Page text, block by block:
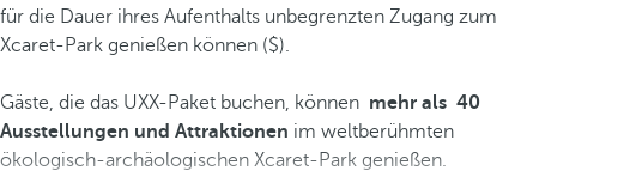
für die Dauer ihres Aufenthalts unbegrenzten Zugang zum
Xcaret-Park genießen können ($).
Gäste, die das UXX-Paket buchen, können mehr als 40
Ausstellungen und Attraktionen im weltberühmten
ökologisch-archäologischen Xcaret-Park genießen.